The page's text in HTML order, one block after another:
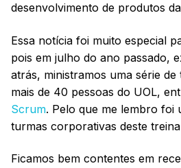
desenvolvimento de produtos
Essa notícia foi muito especial
pois em julho do ano passado,
atrás, ministramos uma série
mais de 40 pessoas do UOL,
Scrum. Pelo que me lembro foi
turmas corporativas deste
Ficamos bem contentes em